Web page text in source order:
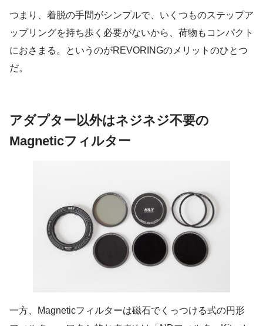
つまり、着脱の手間がシンプルで、いくつものステップア
ップリングを持ち歩く必要がないから、荷物もコンパクト
におさまる。というのがREVORINGのメリットのひとつ
だ。
アダプター以外はネジネジ不要の
Magneticフィルター
一方、Magneticフィルターは磁石でくっつける式の円形